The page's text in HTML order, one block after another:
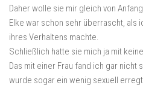
Daher wolle sie mir gleich von
Elke war schon sehr überrascht, als
ihres Verhaltens machte.
Schließlich hatte sie mich ja mit
Das mit einer Frau fand ich gar nicht
wurde sogar ein wenig sexuell